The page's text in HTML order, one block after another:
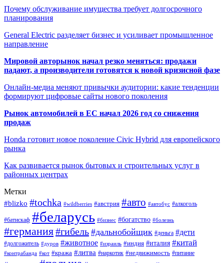
Почему обслуживание имущества требует долгосрочного
планирования
General Electric разделяет бизнес и усиливает промышленное
направление
Мировой авторынок начал резко меняться: продажи
падают, а производители готовятся к новой кризисной фазе
Онлайн-медиа меняют привычки аудитории: какие тенденции
формируют цифровые сайты нового поколения
Рынок автомобилей в ЕС начал 2026 год со снижения
продаж
Honda готовит новое поколение Civic Hybrid для европейского
рынка
Как развивается рынок бытовых и строительных услуг в
районных центрах
Метки
#blizko #tochka #wildberries #австрия #авто #автобус #алкоголь
#батискаф #беларусь #бизнес #богатство #болезнь
#германия#гибель #дальнобойщик #деньга #дети
#долгожитель #дуров #животное #израиль #индия #италия #китай
#контрабанда #кот #кража #литва #наркотик #недвижимость #питание